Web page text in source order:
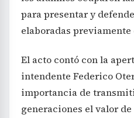
para presentar y
elaboradas
El acto contó con la
intendente Federico
importancia de
generaciones el valor